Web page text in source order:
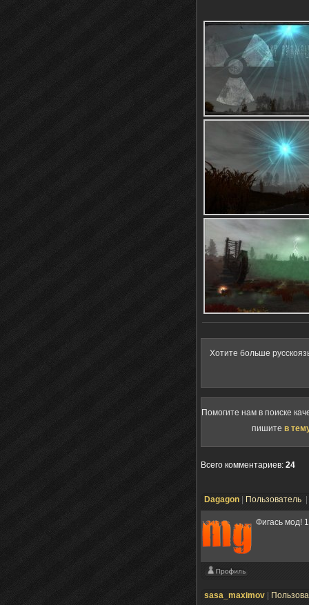
Хотите больше
Помогите нам в поиске
пишите в
Всего комментариев: 24
Dagagon Пользователь
Фигась мод!
sasa_maximov